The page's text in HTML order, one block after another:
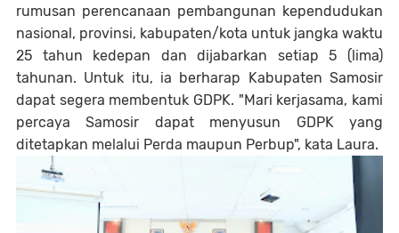
rumusan perencanaan pembangunan kependudukan
nasional, provinsi, kabupaten/kota untuk jangka waktu
25 tahun kedepan dan dijabarkan setiap 5 (lima)
tahunan. Untuk itu, ia berharap Kabupaten Samosir
dapat segera membentuk GDPK. "Mari kerjasama, kami
percaya Samosir dapat menyusun GDPK yang
ditetapkan melalui Perda maupun Perbup", kata Laura.